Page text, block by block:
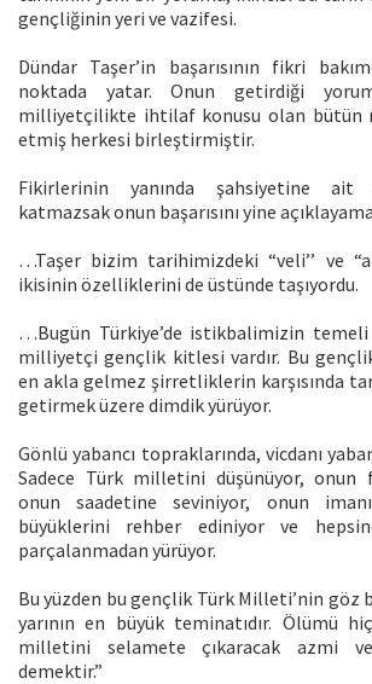
gençliğinin yeri ve vazifesi.
Dündar Taşer’in başarısının fikri
noktada yatar. Onun getirdiği
milliyetçilikte ihtilaf konusu olan bütün
etmiş herkesi birleştirmiştir.
Fikirlerinin yanında şahsiyetine ait
katmazsak onun başarısını yine
…Taşer bizim tarihimizdeki “veli’’ ve
ikisinin özelliklerini de üstünde taşıyordu.
…Bugün Türkiye’de istikbalimizin
milliyetçi gençlik kitlesi vardır. Bu
en akla gelmez şirretliklerin karşısında
getirmek üzere dimdik yürüyor.
Gönlü yabancı topraklarında, vicdanı
Sadece Türk milletini düşünüyor, onun
onun saadetine seviniyor, onun
büyüklerini rehber ediniyor ve
parçalanmadan yürüyor.
Bu yüzden bu gençlik Türk Milleti’nin göz
yarının en büyük teminatıdır. Ölümü
milletini selamete çıkaracak azmi
demektir.”